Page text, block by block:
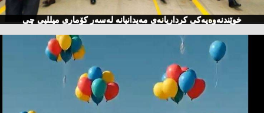
خوێندنەوەیەكی كرداریانەی مەیدانیانە لەسەر كۆماری میللیی چی